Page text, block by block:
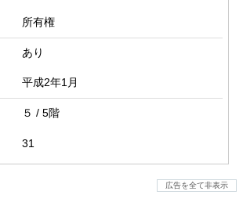
所有権
あり
平成2年1月
５ / 5階
31
広告を全て非表示